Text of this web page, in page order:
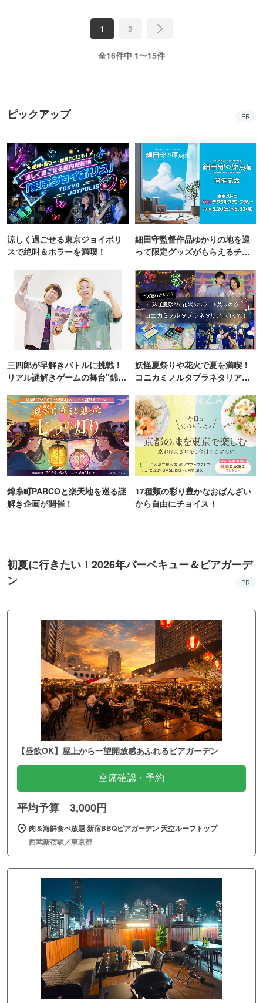
1 2
全16件中 1〜15件
ピックアップ PR
涼しく過ごせる東京ジョイポリ
スで絶叫＆ホラーを満喫！
細田守監督作品ゆかりの地を巡
って限定グッズがもらえるチャ
三四郎が早解きバトルに挑戦！
リアル謎解きゲームの舞台"錦糸
妖怪夏祭りや花火で夏を満喫！
コニカミノルタプラネタリア
錦糸町PARCOと楽天地を巡る謎
解き企画が開催！
17種類の彩り豊かなおばんざい
から自由にチョイス！
初夏に行きたい！2026年バーベキュー＆ビアガーデ
ン
PR
【昼飲OK】屋上から一望開放感あふれるビアガーデン
空席確認・予約
平均予算 3,000円
肉＆海鮮食べ放題 新宿BBQビアガーデン 天空ルーフトップ
西武新宿駅／東京都